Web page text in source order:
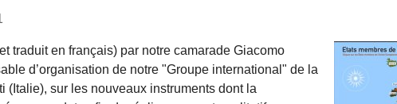
traduit en français) par notre camarade Giacomo
d’organisation de notre "Groupe international" de la
(Italie), sur les nouveaux instruments dont la